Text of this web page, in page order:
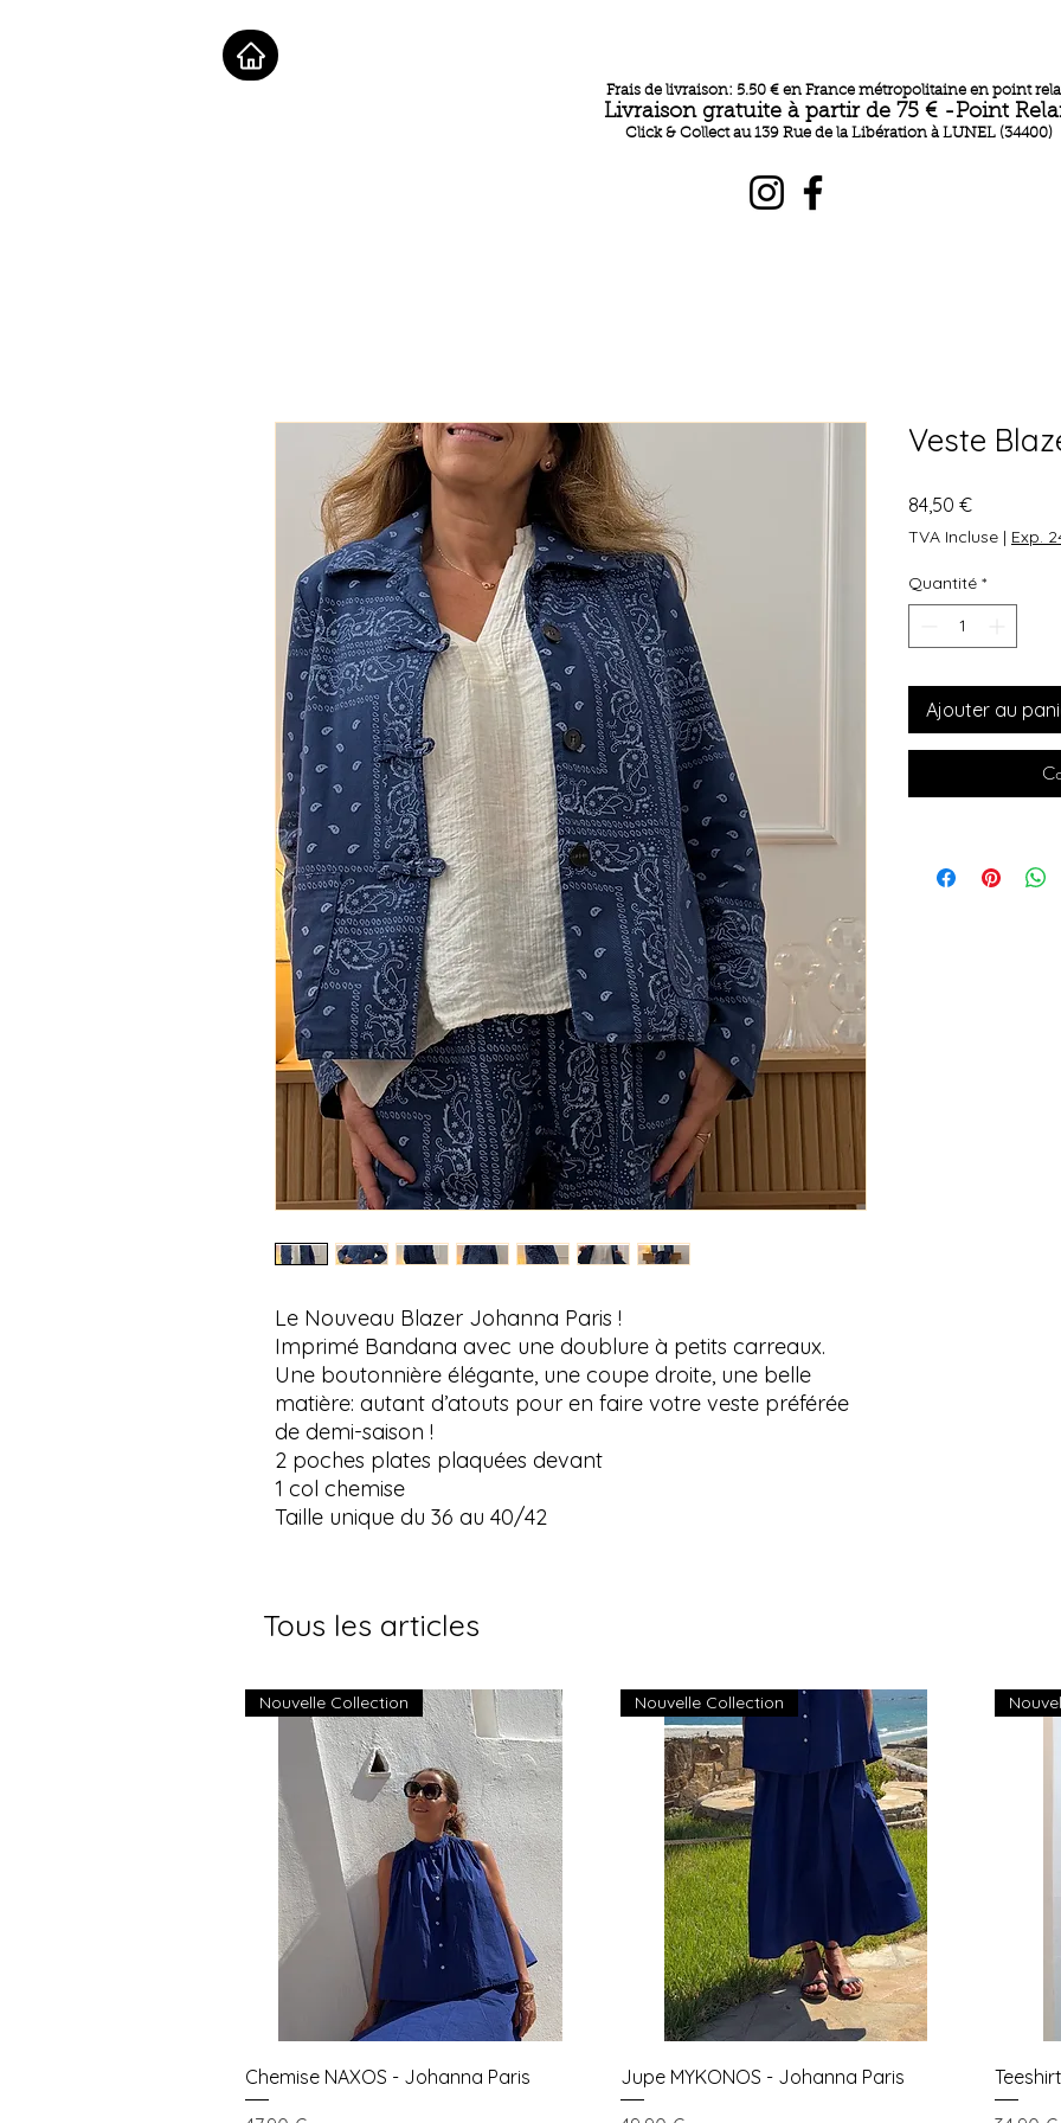
Frais de livraison: 5.50 € en France métropolitaine en point
Livraison gratuite à partir de 75 € -Point
Click & Collect au 139 Rue de la Libération à LUNEL (34400)
Le Nouveau Blazer Johanna Paris !
Imprimé Bandana avec une doublure à petits carreaux.
Une boutonnière élégante, une coupe droite, une belle
matière: autant d’atouts pour en faire votre veste préférée
de demi-saison !
2 poches plates plaquées devant
1 col chemise
Taille unique du 36 au 40/42
Veste
84,50 €Prix
TVA Incluse | Exp.
Quantité *
Ajouter au
Tous les articles
Aperçu rapide
Nouvelle Collection
Chemise NAXOS - Johanna Paris Aperçu rapide
Nouvelle Collection
Jupe MYKONOS - Johanna Paris